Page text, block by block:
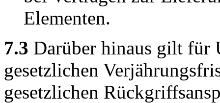
Elementen.
7.3 Darüber hinaus gilt für
gesetzlichen
gesetzlichen